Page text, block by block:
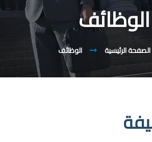
الوظائف
الصفحة الرئيسية الوظائف